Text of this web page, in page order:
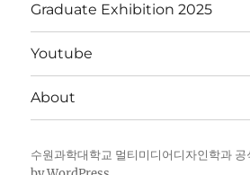
Graduate Exhibition 2025
Youtube
About
수원과학대학교 멀티미디어디자인학과 공